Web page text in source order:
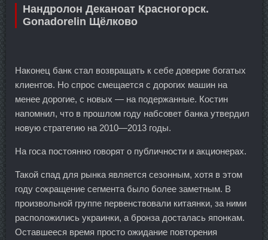
Нандролон Деканоат Красногорск.
Gonadorelin Щёлково
Наконец банк стал возвращать к себе доверие богатых
клиентов. Но спрос смещается с дорогих машин на
менее дорогие, с новых — на подержанные. Костин
напомнил, что в прошлом году набсовет банка утвердил
новую стратегию на 2010—2013 годы.
На госа постоянно говорят о публичности и акционерах.
Такой спад для рынка является сезонным, хотя в этом
году сокращение сегмента было более заметным. В
произвольной группе первенствовали китаянки, за ними
расположились украинки, а бронза досталась японкам.
Оставшееся время просто ожидание повторения